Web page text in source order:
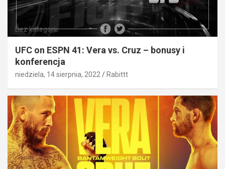
Bez kategorii
UFC on ESPN 41: Vera vs. Cruz – bonusy i
konferencja
niedziela, 14 sierpnia, 2022 Rabittt